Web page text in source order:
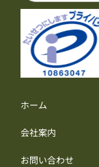
ホーム
会社案内
お問い合わせ